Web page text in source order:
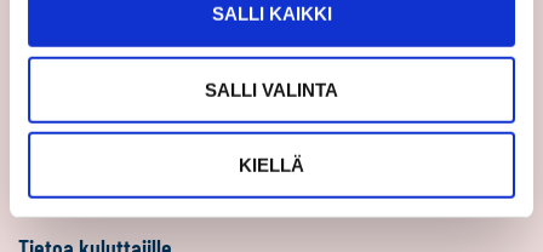
SALLI KAIKKI
SALLI VALINTA
KIELLÄ
Välittäjäksi
Yhteistyöyrittäjäksi